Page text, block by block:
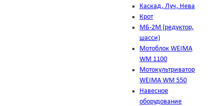
Каскад, Луч, Нева
Крот
МБ-2М (редуктор,
шасси)
Мотоблок WEIMA
WM 1100
Мотокультриватор
WEIMA WM 550
Навесное
оборудование